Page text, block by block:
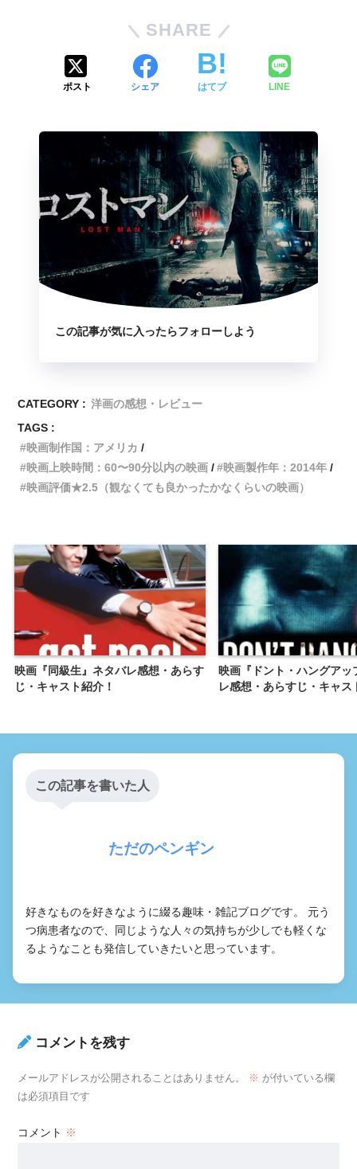
SHARE
ポスト シェア はてブ LINE
この記事が気に入ったらフォローしよう
CATEGORY : 洋画の感想・レビュー
TAGS :
映画制作国：アメリカ
映画上映時間：60〜90分以内の映画
映画製作年：2014年
映画評価★2.5（観なくても良かったかなくらいの映画）
映画『同級生』ネタバレ感想・あらす
じ・キャスト紹介！
映画『ドント・ハングアッ
レ感想・あらすじ・キャス
この記事を書いた人
ただのペンギン
好きなものを好きなように綴る趣味・雑記ブログです。 元う
つ病患者なので、同じような人々の気持ちが少しでも軽くな
るようなことも発信していきたいと思っています。
コメントを残す
メールアドレスが公開されることはありません。 ※ が付いている欄
は必須項目です
コメント ※